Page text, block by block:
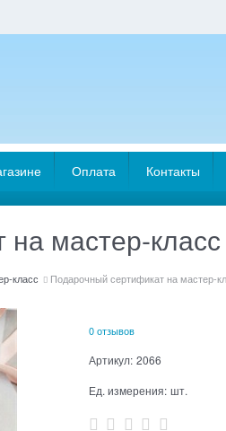
Оплата Контакты
мастер-
класс Подарочный сертификат на мастер-
0 отзывов
Артикул: 2066
Ед. измерения: шт.